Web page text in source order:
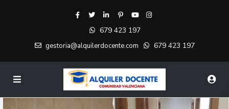
679 423 197
gestoria@alquilerdocente.com 679 423 197